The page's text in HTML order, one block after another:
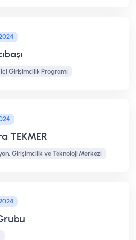
Girişimcilik Programı
TEKMER
Girişimcilik ve Teknoloji Merkezi